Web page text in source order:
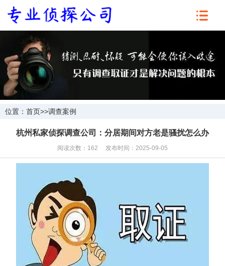
位置： 首页>>调查案例
杭州私家侦探调查公司：分居期间对方老是骚扰怎么办
阅读次数：162 发布时间：2025-09-05